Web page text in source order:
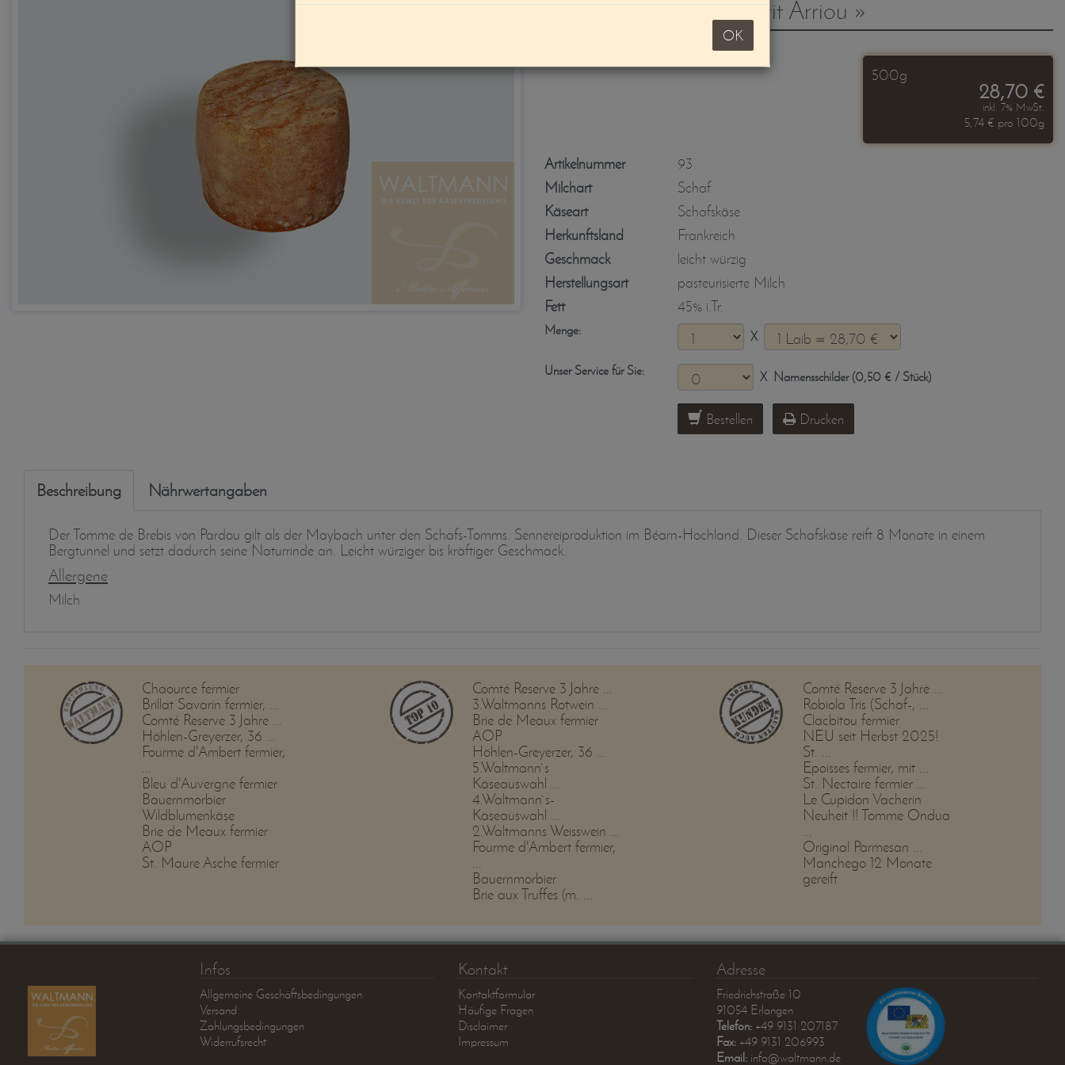
OK
Tomme de Brebis « Petit Arriou »
500g
28,70 €
inkl. 7% MwSt.
5,74 € pro 100g
Artikelnummer
93
Milchart
Schaf
Käseart
Schafskäse
Herkunftsland
Frankreich
Geschmack
leicht würzig
Herstellungsart
pasteurisierte Milch
Fett
45% i.Tr.
Menge: X
Unser Service für Sie: X Namensschilder (0,50 € / Stück)
Bestellen Drucken
Beschreibung Nährwertangaben
Der Tomme de Brebis von Pardou gilt als der Maybach unter den Schafs-Tomms. Sennereiproduktion im Béarn-Hochland. Dieser Schafskäse reift 8 Monate in einem
Bergtunnel und setzt dadurch seine Naturrinde an. Leicht würziger bis kräftiger Geschmack.
Allergene
Milch
Chaource fermier
Brillat Savarin fermier, ...
Comté Reserve 3 Jahre ...
Höhlen-Greyerzer, 36 ...
Fourme d'Ambert fermier,
Bleu d'Auvergne fermier
Bauernmorbier
Wildblumenkäse
Brie de Meaux fermier
AOP
St. Maure Asche fermier
Comté Reserve 3 Jahre ...
3.Waltmanns Rotwein ...
Brie de Meaux fermier
AOP
Höhlen-Greyerzer, 36 ...
5.Waltmann`s
Käseauswahl ...
4.Waltmann`s-
Käseauswahl ...
2.Waltmanns Weisswein ...
Fourme d'Ambert fermier,
Bauernmorbier
Brie aux Truffes (m. ...
Comté Reserve 3 Jahre ...
Robiola Tris (Schaf-, ...
Clacbitou fermier
NEU seit Herbst 2025!
St. ...
Epoisses fermier, mit ...
St. Nectaire fermier ...
Le Cupidon Vacherin
Neuheit !! Tomme Ondua
Original Parmesan ...
Manchego 12 Monate
gereift
Infos
Allgemeine Geschäftsbedingungen
Versand
Zahlungsbedingungen
Widerrufsrecht
Kontakt
Kontaktformular
Häufige Fragen
Disclaimer
Impressum
Adresse
Friedrichstraße 10
91054 Erlangen
Telefon: +49 9131 207187
Fax: +49 9131 206993
Email: info@waltmann.de